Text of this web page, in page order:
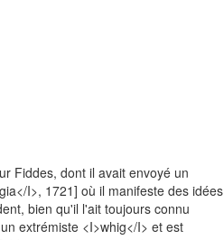
Fiddes, dont il avait envoyé un
I>, 1721] où il manifeste des idées
bien qu'il l'ait toujours connu
extrémiste <I>whig</I> et est